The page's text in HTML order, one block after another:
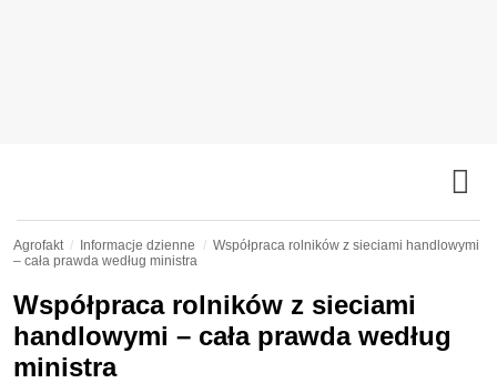
Agrofakt Informacje dzienne
Współpraca rolników z sieciami handlowymi
– cała prawda według ministra
Współpraca rolników z sieciami
handlowymi – cała prawda według
ministra